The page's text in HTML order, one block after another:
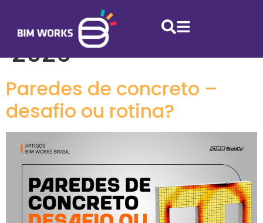
Dia:12 de junho de
2026
Paredes de concreto –
desafio ou rotina?